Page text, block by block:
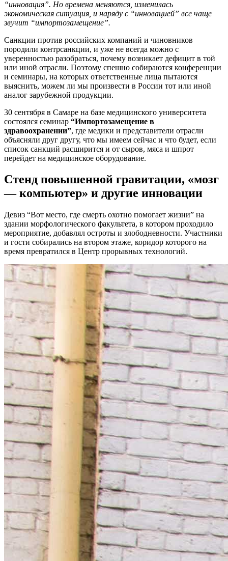
“инновация”. Но времена меняются, изменилась
экономическая ситуация, и наряду с “инновацией” все чаще
звучит “импортозамещение”.
Санкции против российских компаний и чиновников
породили контрсанкции, и уже не всегда можно с
уверенностью разобраться, почему возникает дефицит в той
или иной отрасли. Поэтому спешно собираются конференции
и семинары, на которых ответственные лица пытаются
выяснить, можем ли мы произвести в России тот или иной
аналог зарубежной продукции.
30 сентября в Самаре на базе медицинского университета
состоялся семинар “Импортозамещение в
здравоохранении”, где медики и представители отрасли
объясняли друг другу, что мы имеем сейчас и что будет, если
список санкций расширится и от сыров, мяса и шпрот
перейдет на медицинское оборудование.
Стенд повышенной гравитации, «мозг
— компьютер» и другие инновации
Девиз “Вот место, где смерть охотно помогает жизни” на
здании морфологического факультета, в котором проходило
мероприятие, добавлял остроты и злободневности. Участники
и гости собирались на втором этаже, коридор которого на
время превратился в Центр прорывных технологий.